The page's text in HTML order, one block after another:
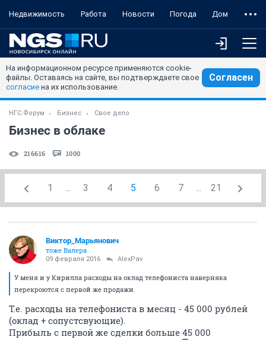
Недвижимость Работа Новости Погода Дом
На информационном ресурсе применяются cookie-
файлы. Оставаясь на сайте, вы подтверждаете свое
согласие на их использование.
Согласен
НГС.Форум Бизнес Свое дело
Бизнес в облаке
216616 1000
1 ... 3 4 5 6 7 ... 21
Виктор_Марьянович
тоже Валера
09 февраля 2016 AlexPav
У меня и у Кирилла расходы на оклад телефониста наверняка
перекроются с первой же продажи.
Т.е. расходы на телефониста в месяц - 45 000 рублей
(оклад + сопустсвующие).
Прибыль с первой же сделки больше 45 000